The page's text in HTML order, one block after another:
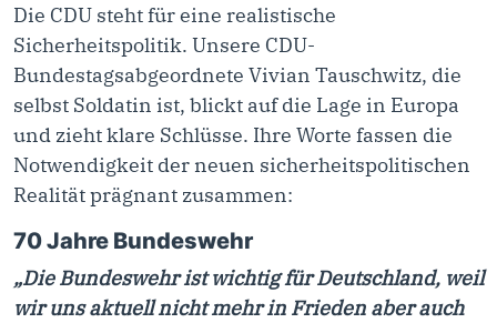
Die CDU steht für eine realistische
Sicherheitspolitik. Unsere CDU-
Bundestagsabgeordnete Vivian Tauschwitz, die
selbst Soldatin ist, blickt auf die Lage in Europa
und zieht klare Schlüsse. Ihre Worte fassen die
Notwendigkeit der neuen sicherheitspolitischen
Realität prägnant zusammen:
70 Jahre Bundeswehr
„Die Bundeswehr ist wichtig für Deutschland, weil
wir uns aktuell nicht mehr in Frieden aber auch